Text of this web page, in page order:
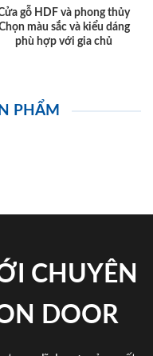
gỗ HDF và phong thủy
màu sắc và kiểu dáng
phù hợp với gia chủ
PHẨM
CHUYÊN
DOOR